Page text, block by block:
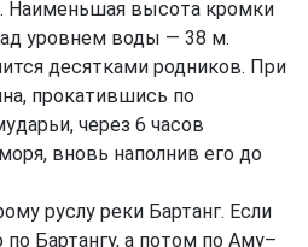
Наименьшая высота кромки
уровнем воды — 38 м.
десятками родников. При
прокатившись по
через 6 часов
вновь наполнив его до
руслу реки Бартанг. Если
по Бартангу, а потом по Аму–